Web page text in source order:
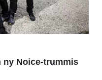
ny Noice-trummis